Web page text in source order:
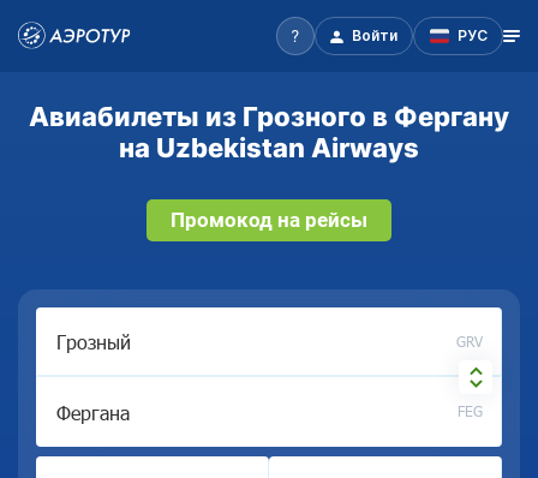
Войти РУС
Авиабилеты из Грозного в Фергану
на Uzbekistan Airways
Промокод на рейсы
GRV
FEG